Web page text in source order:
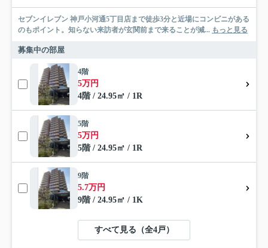
セブンイレブン 神戸小河通5丁目店まで徒歩3分と近場にコンビニがある
のもポイント。知らない来訪者が玄関前まで来ることが減... もっと見る
募集中の部屋
4階
5万円
4階 / 24.95㎡ / 1R
5階
5万円
5階 / 24.95㎡ / 1R
9階
5.7万円
9階 / 24.95㎡ / 1K
すべて見る（全4戸）